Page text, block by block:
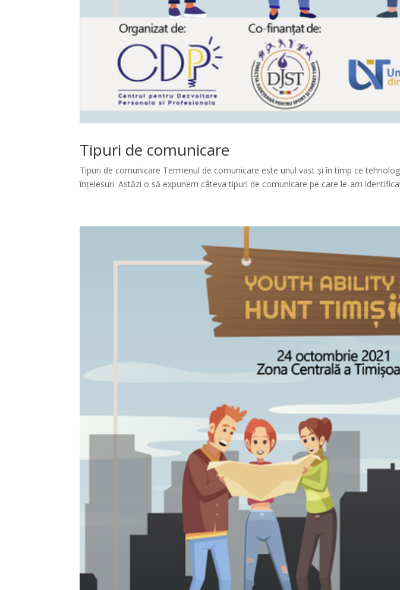
Tipuri de comunicare
Tipuri de comunicare Termenul de comunicare este unul vast și în timp ce
înțelesuri. Astăzi o să expunem câteva tipuri de comunicare pe care le-am